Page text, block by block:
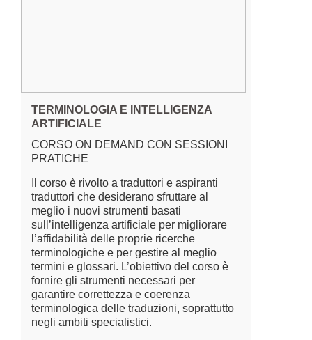
TERMINOLOGIA E INTELLIGENZA
ARTIFICIALE
CORSO ON DEMAND CON SESSIONI
PRATICHE
Il corso è rivolto a traduttori e aspiranti
traduttori che desiderano sfruttare al
meglio i nuovi strumenti basati
sull’intelligenza artificiale per migliorare
l’affidabilità delle proprie ricerche
terminologiche e per gestire al meglio
termini e glossari. L’obiettivo del corso è
fornire gli strumenti necessari per
garantire correttezza e coerenza
terminologica delle traduzioni, soprattutto
negli ambiti specialistici.